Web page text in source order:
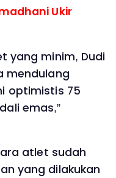
Ukir
yang minim, Dudi
mendulang
optimistis 75
emas,”
atlet sudah
yang dilakukan